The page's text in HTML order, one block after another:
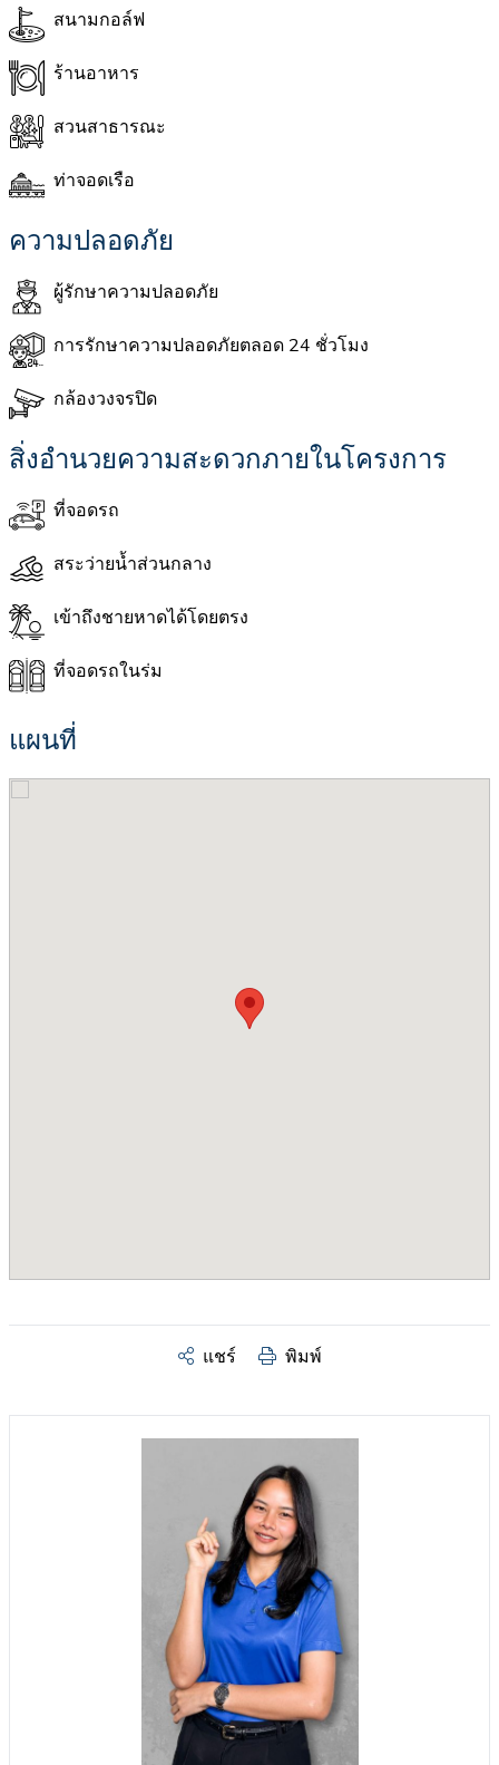
สนามกอล์ฟ
ร้านอาหาร
สวนสาธารณะ
ท่าจอดเรือ
ความปลอดภัย
ผู้รักษาความปลอดภัย
การรักษาความปลอดภัยตลอด 24 ชั่วโมง
กล้องวงจรปิด
สิ่งอำนวยความสะดวกภายในโครงการ
ที่จอดรถ
สระว่ายน้ำส่วนกลาง
เข้าถึงชายหาดได้โดยตรง
ที่จอดรถในร่ม
แผนที่
แชร์ พิมพ์